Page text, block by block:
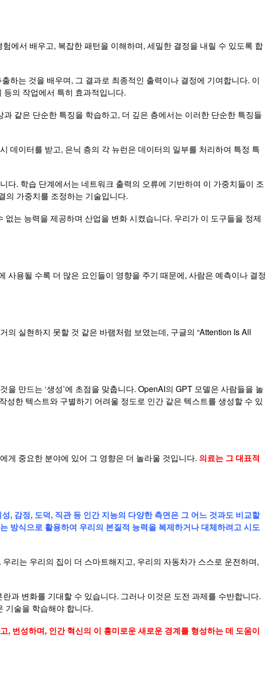
에서 배우고, 복잡한 패턴을 이해하며, 세밀한 결정을 내릴 수 있도록 합
하는 것을 배우며, 그 결과로 최종적인 출력이나 결정에 기여합니다. 이
의 작업에서 특히 효과적입니다.
같은 단순한 특징을 학습하고, 더 깊은 층에서는 이러한 단순한 특징들
데이터를 받고, 은닉 층의 각 뉴런은 데이터의 일부를 처리하여 특정 특
다. 학습 단계에서는 네트워크 출력의 오류에 기반하여 이 가중치들이 조
의 가중치를 조정하는 기술입니다.
는 능력을 제공하며 산업을 변화 시켰습니다. 우리가 이 도구들을 정제
용될 수록 더 많은 요인들이 영향을 주기 때문에, 사람은 예측이나 결정
실현하지 못할 것 같은 바램처럼 보였는데, 구글의 “Attention Is All
만드는 ‘생성’에 초점을 맞춥니다. OpenAI의 GPT 모델은 사람들을 놀
한 텍스트와 구별하기 어려울 정도로 인간 같은 텍스트를 생성할 수 있
게 중요한 분야에 있어 그 영향은 더 놀라울 것입니다. 의료는 그 대표적
, 감정, 도덕, 직관 등 인간 지능의 다양한 측면은 그 어느 것과도 비교할
방식으로 활용하여 우리의 본질적 능력을 복제하거나 대체하려고 시도
리는 우리의 집이 더 스마트해지고, 우리의 자동차가 스스로 운전하며,
과 변화를 기대할 수 있습니다. 그러나 이것은 도전 과제를 수반합니다.
기술을 학습해야 합니다.
번성하며, 인간 혁신의 이 흥미로운 새로운 경계를 형성하는 데 도움이